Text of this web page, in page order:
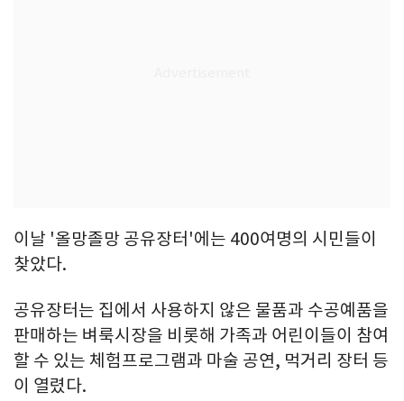
이날 '올망졸망 공유장터'에는 400여명의 시민들이
찾았다.
공유장터는 집에서 사용하지 않은 물품과 수공예품을
판매하는 벼룩시장을 비롯해 가족과 어린이들이 참여
할 수 있는 체험프로그램과 마술 공연, 먹거리 장터 등
이 열렸다.